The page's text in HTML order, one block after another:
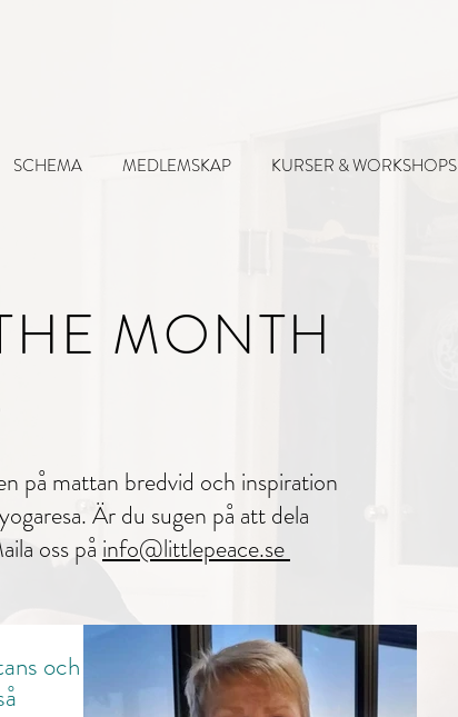
SCHEMA MEDLEMSKAP KURSER & WORKSHOPS
MONTH
på mattan bredvid och inspiration
Är du sugen på att dela
oss på info@littlepeace.se
och